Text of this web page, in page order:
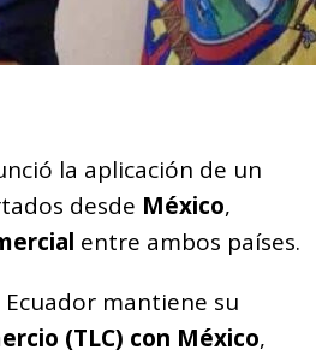
la aplicación de un
desde México,
entre ambos países.
mantiene su
(TLC) con México,